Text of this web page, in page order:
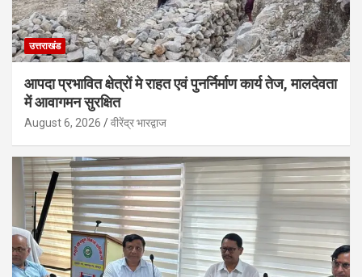
उत्तराखंड
आपदा प्रभावित क्षेत्रों मे राहत एवं पुनर्निर्माण कार्य तेज, मालदेवता
में आवागमन सुरक्षित
August 6, 2026 वीरेंद्र भारद्वाज